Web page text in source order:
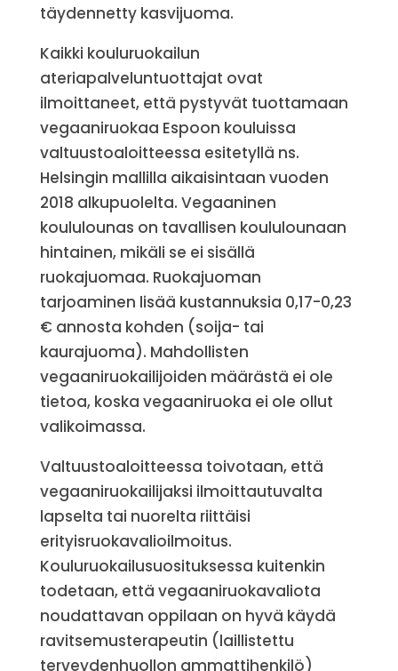
täydennetty kasvijuoma.
Kaikki kouluruokailun
ateriapalveluntuottajat ovat
ilmoittaneet, että pystyvät tuottamaan
vegaaniruokaa Espoon kouluissa
valtuustoaloitteessa esitetyllä ns.
Helsingin mallilla aikaisintaan vuoden
2018 alkupuolelta. Vegaaninen
koululounas on tavallisen koululounaan
hintainen, mikäli se ei sisällä
ruokajuomaa. Ruokajuoman
tarjoaminen lisää kustannuksia 0,17-0,23
€ annosta kohden (soija- tai
kaurajuoma). Mahdollisten
vegaaniruokailijoiden määrästä ei ole
tietoa, koska vegaaniruoka ei ole ollut
valikoimassa.
Valtuustoaloitteessa toivotaan, että
vegaaniruokailijaksi ilmoittautuvalta
lapselta tai nuorelta riittäisi
erityisruokavalioilmoitus.
Kouluruokailusuosituksessa kuitenkin
todetaan, että vegaaniruokavaliota
noudattavan oppilaan on hyvä käydä
ravitsemusterapeutin (laillistettu
terveydenhuollon ammattihenkilö)